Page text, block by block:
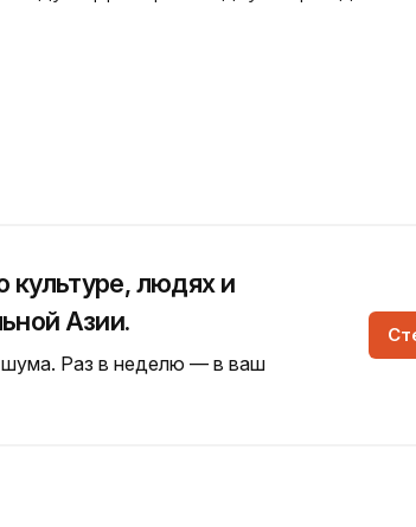
культуре, людях и
Азии.
шума. Раз в неделю — в ваш